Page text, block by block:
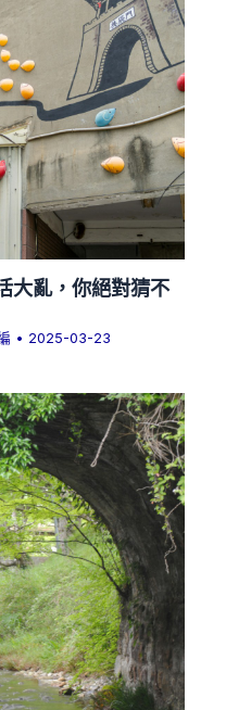
大亂，你絕對猜不
• 2025-03-23